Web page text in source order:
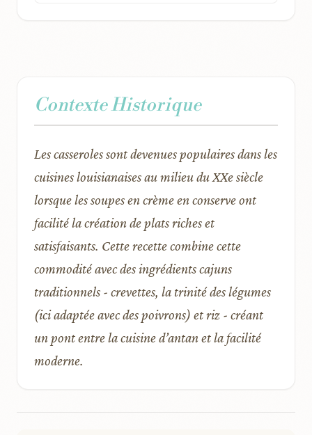
Contexte Historique
Les casseroles sont devenues populaires dans les
cuisines louisianaises au milieu du XXe siècle
lorsque les soupes en crème en conserve ont
facilité la création de plats riches et
satisfaisants. Cette recette combine cette
commodité avec des ingrédients cajuns
traditionnels - crevettes, la trinité des légumes
(ici adaptée avec des poivrons) et riz - créant
un pont entre la cuisine d’antan et la facilité
moderne.